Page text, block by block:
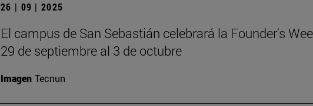
26 | 09 | 2025
El campus de San Sebastián celebrará la Founder's
29 de septiembre al 3 de octubre
Imagen Tecnun